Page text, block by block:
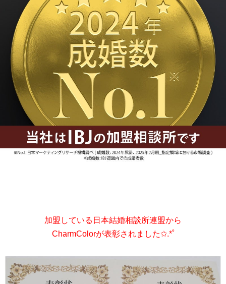
加盟している日本結婚相談所連盟から
CharmColorが表彰されました✩.*˚